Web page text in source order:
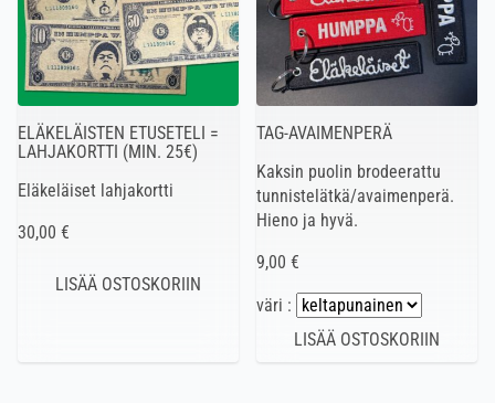
ELÄKELÄISTEN ETUSETELI =
LAHJAKORTTI (MIN. 25€)
Eläkeläiset lahjakortti
30,00 €
TAG-AVAIMENPERÄ
Kaksin puolin brodeerattu
tunnistelätkä/avaimenperä.
Hieno ja hyvä.
9,00 €
väri :